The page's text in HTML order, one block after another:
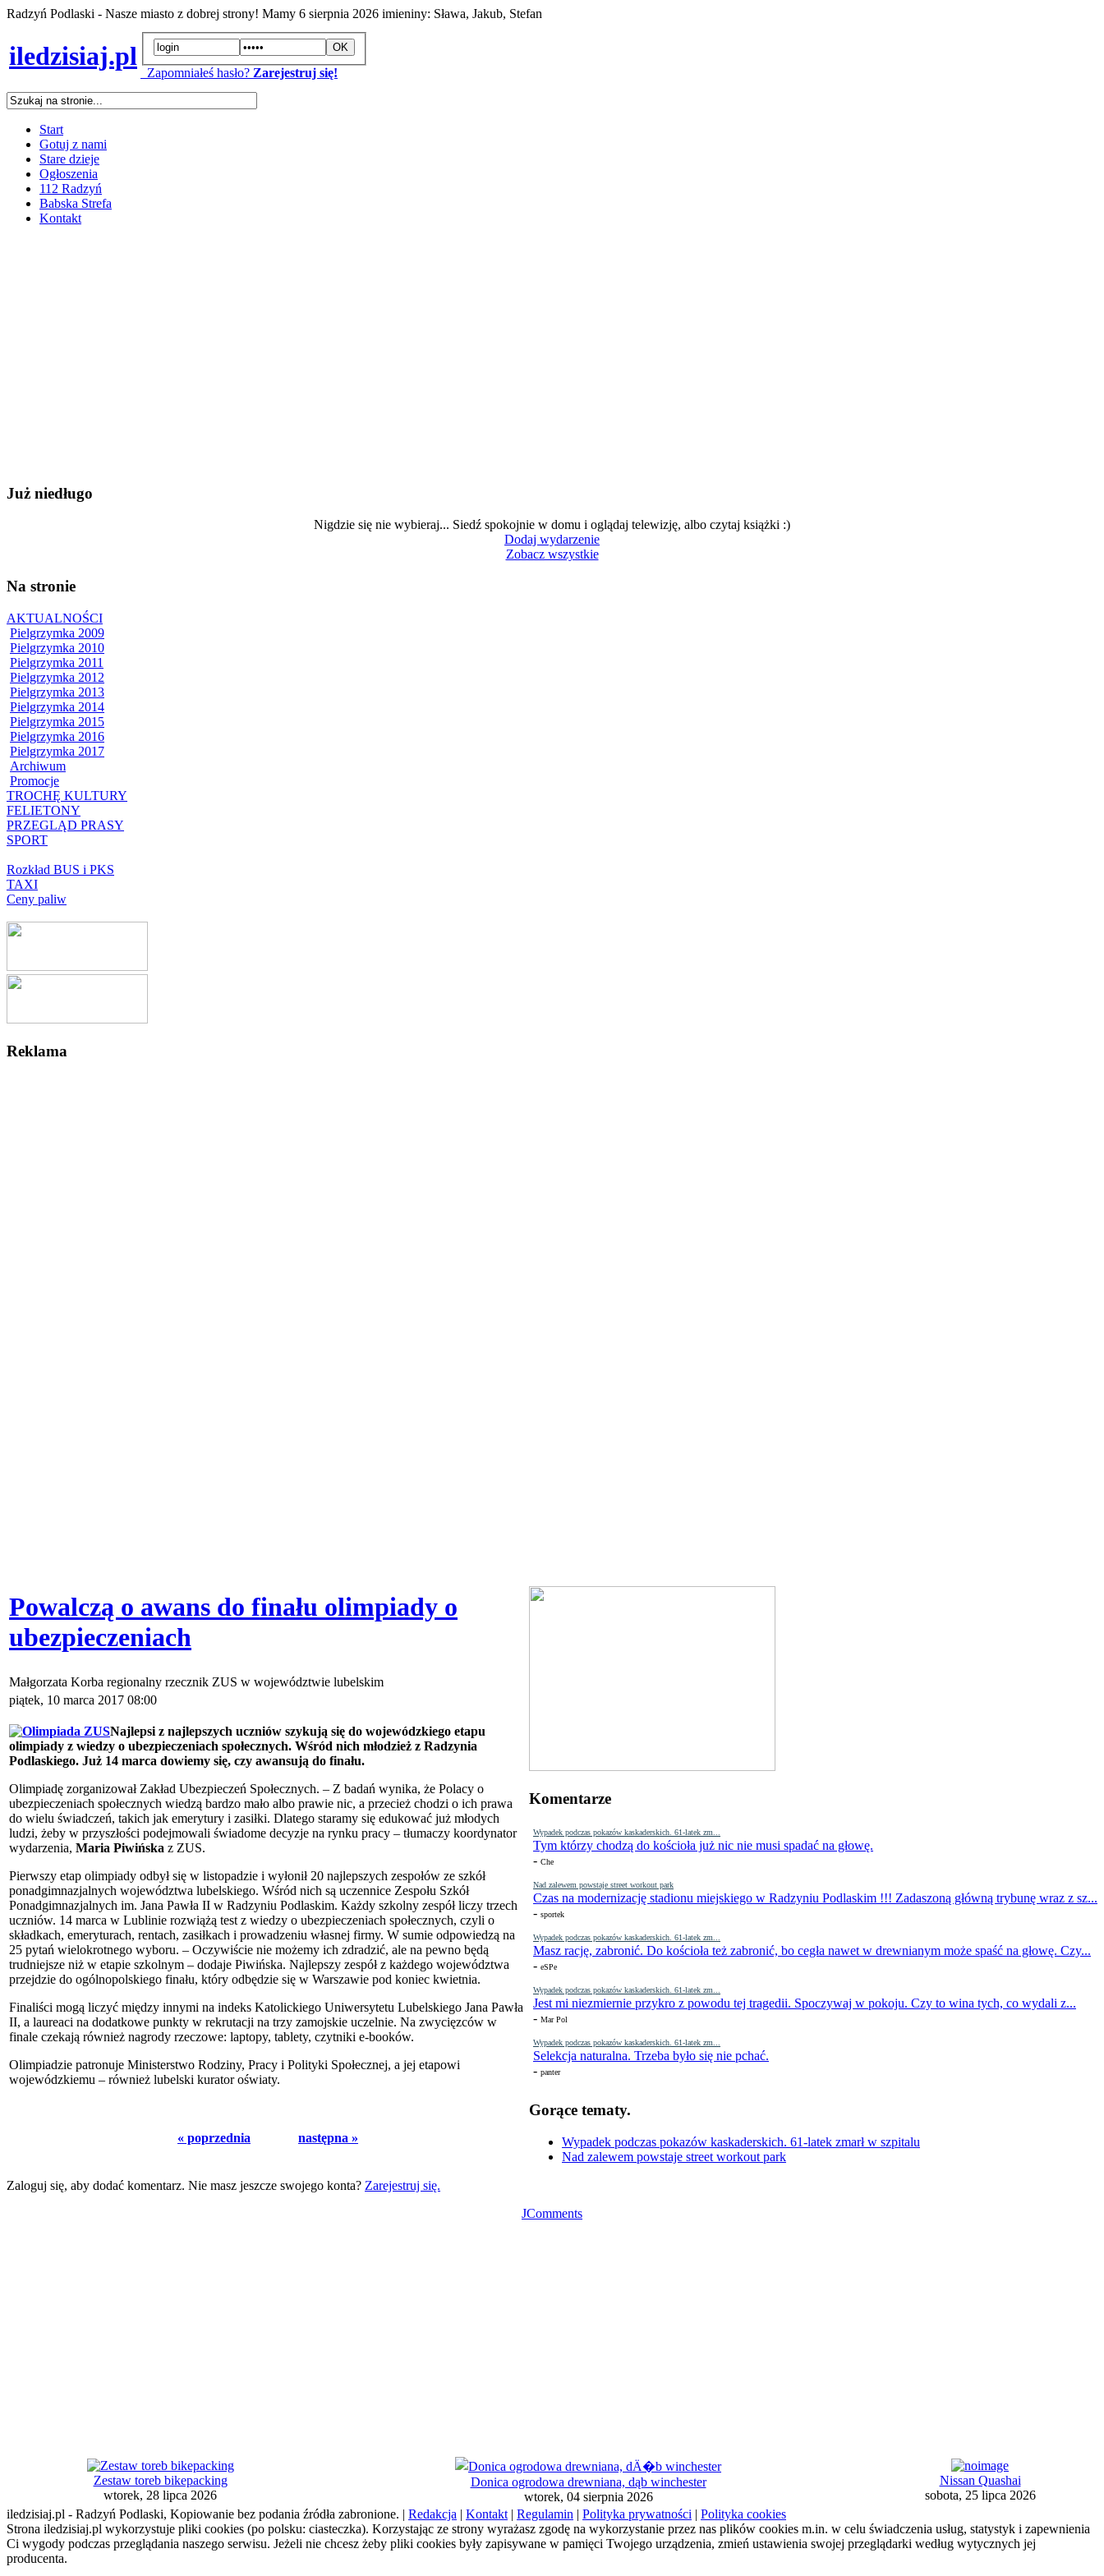
Radzyń Podlaski - Nasze miasto z dobrej strony! Mamy 6 sierpnia 2026 imieniny: Sława, Jakub, Stefan
iledzisiaj.pl
Zapomniałeś hasło? Zarejestruj się!
Start
Gotuj z nami
Stare dzieje
Ogłoszenia
112 Radzyń
Babska Strefa
Kontakt
Już niedługo
Nigdzie się nie wybieraj... Siedź spokojnie w domu i oglądaj telewizję, albo czytaj książki :)
Dodaj wydarzenie
Zobacz wszystkie
Na stronie
AKTUALNOŚCI
Pielgrzymka 2009
Pielgrzymka 2010
Pielgrzymka 2011
Pielgrzymka 2012
Pielgrzymka 2013
Pielgrzymka 2014
Pielgrzymka 2015
Pielgrzymka 2016
Pielgrzymka 2017
Archiwum
Promocje
TROCHĘ KULTURY
FELIETONY
PRZEGLĄD PRASY
SPORT
Rozkład BUS i PKS
TAXI
Ceny paliw
Reklama
Komentarze
Wypadek podczas pokazów kaskaderskich. 61-latek zm...
Tym którzy chodzą do kościoła już nic nie musi spadać na głowę.
- Che
Nad zalewem powstaje street workout park
Czas na modernizację stadionu miejskiego w Radzyniu Podlaskim !!! Zadaszoną główną trybunę wraz z sz...
- sportek
Wypadek podczas pokazów kaskaderskich. 61-latek zm...
Masz rację, zabronić. Do kościoła też zabronić, bo cegła nawet w drewnianym może spaść na głowę. Czy...
- eSPe
Wypadek podczas pokazów kaskaderskich. 61-latek zm...
Jest mi niezmiernie przykro z powodu tej tragedii. Spoczywaj w pokoju. Czy to wina tych, co wydali z...
- Mar Pol
Wypadek podczas pokazów kaskaderskich. 61-latek zm...
Selekcja naturalna. Trzeba było się nie pchać.
- panter
Gorące tematy.
Wypadek podczas pokazów kaskaderskich. 61-latek zmarł w szpitalu
Nad zalewem powstaje street workout park
Powalczą o awans do finału olimpiady o
ubezpieczeniach
Małgorzata Korba regionalny rzecznik ZUS w województwie lubelskim
piątek, 10 marca 2017 08:00
Najlepsi z najlepszych uczniów szykują się do wojewódzkiego etapu
olimpiady z wiedzy o ubezpieczeniach społecznych. Wśród nich młodzież z Radzynia
Podlaskiego. Już 14 marca dowiemy się, czy awansują do finału.
Olimpiadę zorganizował Zakład Ubezpieczeń Społecznych. – Z badań wynika, że Polacy o
ubezpieczeniach społecznych wiedzą bardzo mało albo prawie nic, a przecież chodzi o ich prawa
do wielu świadczeń, takich jak emerytury i zasiłki. Dlatego staramy się edukować już młodych
ludzi, żeby w przyszłości podejmowali świadome decyzje na rynku pracy – tłumaczy koordynator
wydarzenia, Maria Piwińska z ZUS.
Pierwszy etap olimpiady odbył się w listopadzie i wyłonił 20 najlepszych zespołów ze szkół
ponadgimnazjalnych województwa lubelskiego. Wśród nich są uczennice Zespołu Szkół
Ponadgimnazjalnych im. Jana Pawła II w Radzyniu Podlaskim. Każdy szkolny zespół liczy trzech
uczniów. 14 marca w Lublinie rozwiążą test z wiedzy o ubezpieczeniach społecznych, czyli o
składkach, emeryturach, rentach, zasiłkach i prowadzeniu własnej firmy. W sumie odpowiedzą na
25 pytań wielokrotnego wyboru. – Oczywiście nie możemy ich zdradzić, ale na pewno będą
trudniejsze niż w etapie szkolnym – dodaje Piwińska. Najlepszy zespół z każdego województwa
przejdzie do ogólnopolskiego finału, który odbędzie się w Warszawie pod koniec kwietnia.
Finaliści mogą liczyć między innymi na indeks Katolickiego Uniwersytetu Lubelskiego Jana Pawła
II, a laureaci na dodatkowe punkty w rekrutacji na trzy zamojskie uczelnie. Na zwycięzców w
finale czekają również nagrody rzeczowe: laptopy, tablety, czytniki e-booków.
Olimpiadzie patronuje Ministerstwo Rodziny, Pracy i Polityki Społecznej, a jej etapowi
wojewódzkiemu – również lubelski kurator oświaty.
« poprzednia następna »
Zaloguj się, aby dodać komentarz. Nie masz jeszcze swojego konta? Zarejestruj się.
JComments
Zestaw toreb bikepacking
wtorek, 28 lipca 2026
Donica ogrodowa drewniana, dąb winchester
wtorek, 04 sierpnia 2026
Nissan Quashai
sobota, 25 lipca 2026
iledzisiaj.pl - Radzyń Podlaski, Kopiowanie bez podania źródła zabronione. | Redakcja | Kontakt | Regulamin | Polityka prywatności | Polityka cookies
Strona iledzisiaj.pl wykorzystuje pliki cookies (po polsku: ciasteczka). Korzystając ze strony wyrażasz zgodę na wykorzystanie przez nas plików cookies m.in. w celu świadczenia usług, statystyk i zapewnienia
Ci wygody podczas przeglądania naszego serwisu. Jeżeli nie chcesz żeby pliki cookies były zapisywane w pamięci Twojego urządzenia, zmień ustawienia swojej przeglądarki według wytycznych jej
producenta.